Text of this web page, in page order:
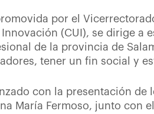
por el
(CUI), se dirige a
de la provincia de
tener un fin social y
con la presentación
María Fermoso, junto con